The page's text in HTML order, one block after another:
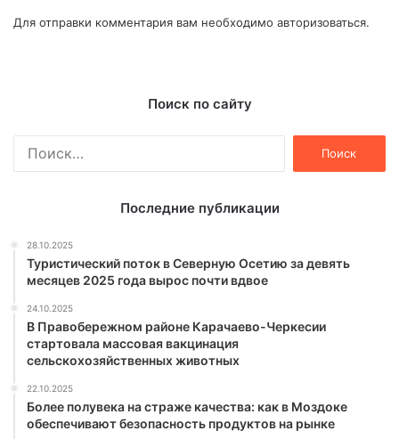
Для отправки комментария вам необходимо авторизоваться.
Поиск по сайту
Последние публикации
28.10.2025
Туристический поток в Северную Осетию за девять
месяцев 2025 года вырос почти вдвое
24.10.2025
В Правобережном районе Карачаево-Черкесии
стартовала массовая вакцинация
сельскохозяйственных животных
22.10.2025
Более полувека на страже качества: как в Моздоке
обеспечивают безопасность продуктов на рынке